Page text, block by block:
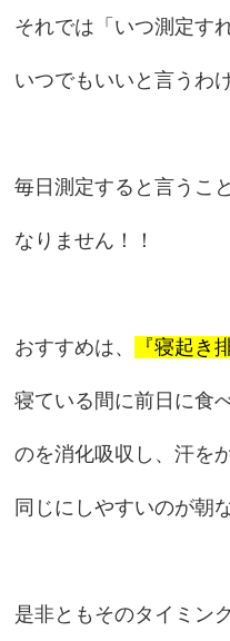
それでは「いつ測定す
いつでもいいと言うわ
毎日測定すると言うこ
なりません！！
おすすめは、 『寝起き
寝ている間に前日に食
のを消化吸収し、汗を
同じにしやすいのが朝
是非ともそのタイミン